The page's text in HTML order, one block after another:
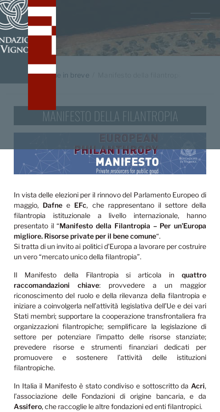
/ Notizie in breve
MANIFESTO DELLA FILANTROPIA
In vista delle elezioni per il rinnovo del Parlamento Europeo di
maggio, Dafne e EFc, che rappresentano il settore della
filantropia istituzionale a livello internazionale, hanno
presentato il “Manifesto della Filantropia – Per un’Europa
migliore. Risorse private per il bene comune“.
Si tratta di un invito ai politici d’Europa a lavorare per costruire
un vero “mercato unico della filantropia”.
Il Manifesto della Filantropia si articola in quattro
raccomandazioni chiave: provvedere a un maggior
riconoscimento del ruolo e della rilevanza della filantropia e
iniziare a coinvolgerla nell’attività legislativa dell’Ue e dei vari
Stati membri; supportare la cooperazione transfrontaliera fra
organizzazioni filantropiche; semplificare la legislazione di
settore per potenziare l’impatto delle risorse stanziate;
prevedere risorse e strumenti finanziari dedicati per
promuovere e sostenere l’attività delle istituzioni
filantropiche.
In Italia il Manifesto è stato condiviso e sottoscritto da Acri,
l’associazione delle Fondazioni di origine bancaria, e da
Assifero, che raccoglie le altre fondazioni ed enti filantropici.